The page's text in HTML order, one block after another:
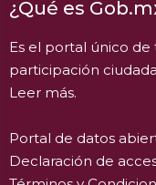
¿Qué es
Es el portal único
participación
Leer más.
Portal de datos
Declaración de